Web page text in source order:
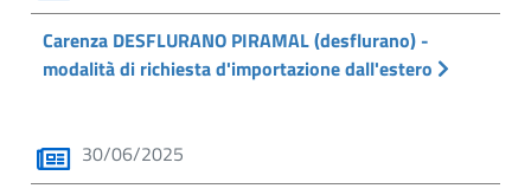
Carenza DESFLURANO PIRAMAL (desflurano) -
modalità di richiesta d'importazione dall'estero
30/06/2025